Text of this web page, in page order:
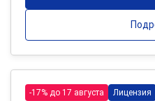
-17% до 17 августа Лицензия